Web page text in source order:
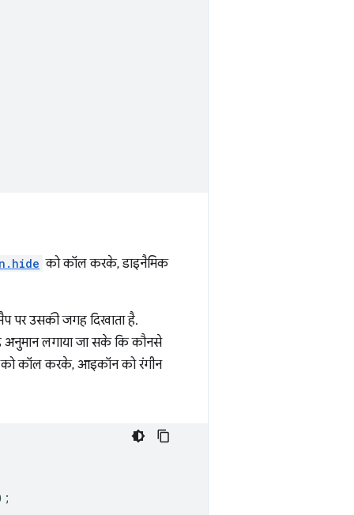
को कॉल करके, डाइनैमिक
पर उसकी जगह दिखाता है.
अनुमान लगाया जा सके कि कौनसे
को कॉल करके, आइकॉन को रंगीन